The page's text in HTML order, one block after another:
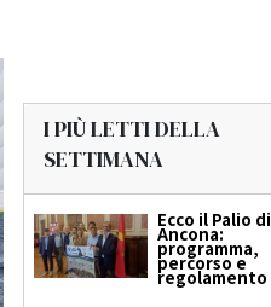
I PIÙ LETTI DELLA
SETTIMANA
Ecco il Palio di
Ancona:
programma,
percorso e
regolamento